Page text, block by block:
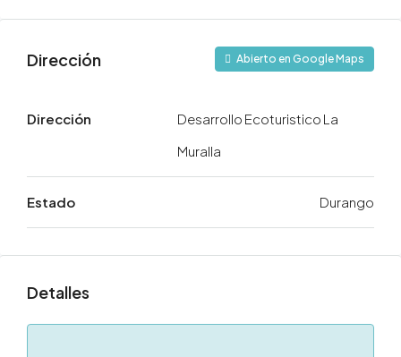
Dirección Abierto en Google Maps
Dirección
Desarrollo Ecoturistico La
Muralla
Estado Durango
Detalles